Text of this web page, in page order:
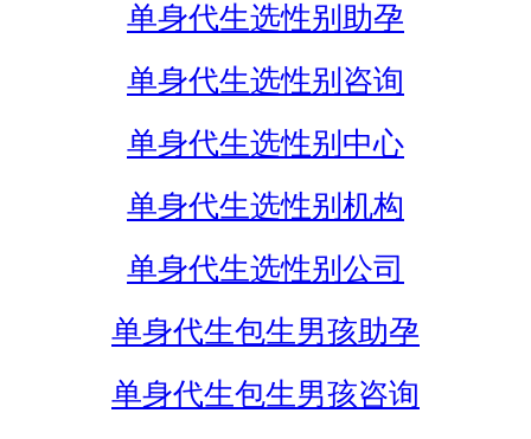
单身代生选性别助孕
单身代生选性别咨询
单身代生选性别中心
单身代生选性别机构
单身代生选性别公司
单身代生包生男孩助孕
单身代生包生男孩咨询